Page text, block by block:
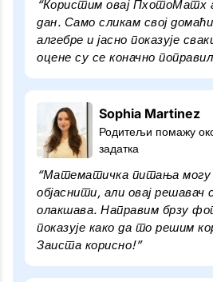
“Користим овај ПхотоМатх
дан. Само сликам свој
алгебре и јасно показује
оцене су се коначно
Sophia Martinez
Родитељи помажу
задатка
“Математичка питања
објаснити, али овај решавач
олакшава. Направим брзу
показује како да то решим
Заиста корисно!”